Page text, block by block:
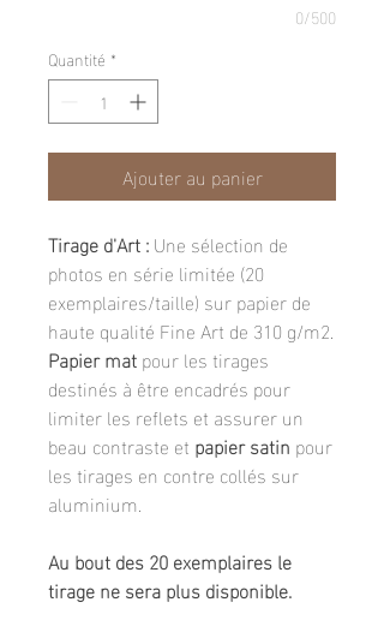
0/500
Quantité *
Ajouter au panier
Tirage d'Art :Une sélection de
photos en série limitée (20
exemplaires/taille) sur papier de
haute qualité Fine Art de 310 g/m2.
Papier matpour les tirages
destinés à être encadrés pour
limiter les reflets et assurer un
beau contraste et papier satin pour
les tirages en contre collés sur
aluminium.
Au bout des 20 exemplaires le
tirage ne sera plus disponible.